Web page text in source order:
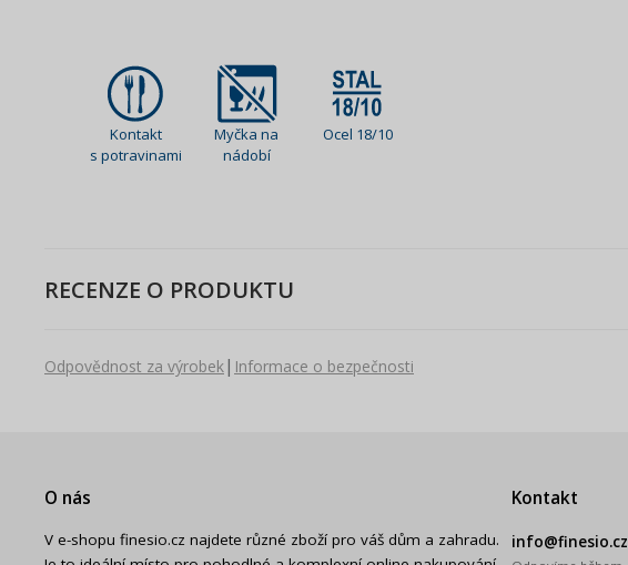
Kontakt
s potravinami
Myčka na
nádobí
Ocel 18/10
RECENZE O PRODUKTU
Odpovědnost za výrobek| Informace o bezpečnosti
O nás
V e-shopu finesio.cz najdete různé zboží pro váš dům a zahradu.
Kontakt
info@finesio.cz